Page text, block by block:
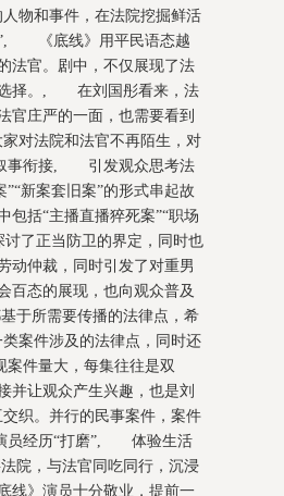
物和事件，在法院挖掘鲜活
”, 《底线》用平民语态越
法官。剧中，不仅展现了法
选择。, 在刘国彤看来，法
官庄严的一面，也需要看到
对法院和法官不再陌生，对
事衔接, 引发观众思考法
新案套旧案”的形式串起故
包括“主播直播猝死案”“职场
了正当防卫的界定，同时也
动仲裁，同时引发了对重男
百态的展现，也向观众普及
于所需要传播的法律点，希
案件涉及的法律点，同时还
件量大，每集往往是双
并让观众产生兴趣，也是刘
织。并行的民事案件，案件
员经历“打磨”, 体验生活
院，与法官同吃同行，沉浸
线》演员十分敬业，提前一